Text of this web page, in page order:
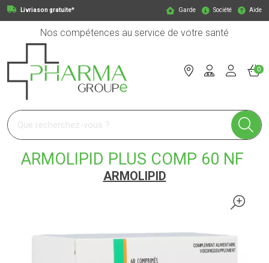
Livriason gratuite* Garde Société Aide
Nos compétences au service de votre santé
Pharmagroupe Votre pharmacie en ligne à votre service
0
ARMOLIPID PLUS COMP 60 NF
ARMOLIPID